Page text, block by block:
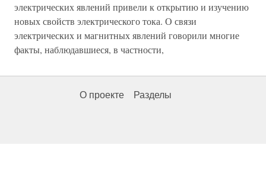
электрических явлений привели к открытию и изучению
новых свойств электрического тока. О связи
электрических и магнитных явлений говорили многие
факты, наблюдавшиеся, в частности,
О проекте Разделы